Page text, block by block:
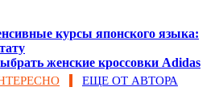
курсы японского языка:
женские кроссовки Adidas
ЕЩЕ ОТ АВТОРА